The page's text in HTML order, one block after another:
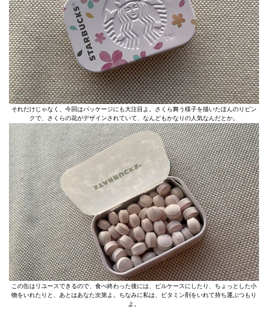
それだけじゃなく、今回はパッケージにも大注目よ。さくら舞う様子を描いたほんのりピン
クで、さくらの花がデザインされていて、なんどもかなりの人気なんだとか。
この缶はリユースできるので、食べ終わった後には、ピルケースにしたり、ちょっとした小
物をいれたりと、あとはあなた次第よ。ちなみに私は、ビタミン剤をいれて持ち運ぶつもり
よ。